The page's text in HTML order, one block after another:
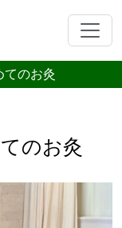
てのお灸
のお灸